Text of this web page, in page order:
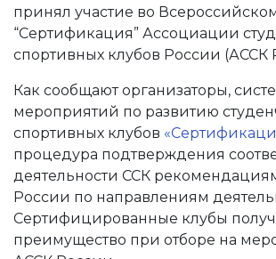
принял участие во
“Сертификация” Ассоциации
спортивных клубов России (АССК
Как сообщают организаторы,
мероприятий по развитию
спортивных клубов
процедура подтверждения
деятельности ССК
России по направлениям
Сертифицированные клубы
преимущество при отборе на